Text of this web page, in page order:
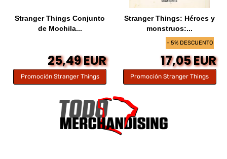
Stranger Things Conjunto
de Mochila...
25,49 EUR
Promoción Stranger Things
- 5% DESCUENTO
Stranger Things: Héroes y
monstruos:...
17,05 EUR
Promoción Stranger Things